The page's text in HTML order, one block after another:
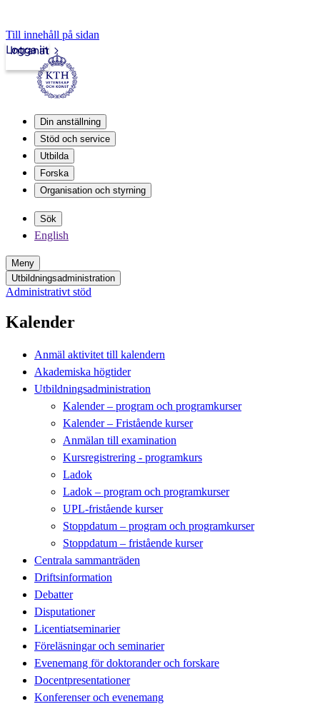
Till innehåll på sidan
Intranät
Logga in
Din anställning
Stöd och service
Utbilda
Forska
Organisation och styrning
Sök
English
Meny
Utbildningsadministration
Administrativt stöd
Kalender
Anmäl aktivitet till kalendern
Akademiska högtider
Utbildningsadministration
Kalender – program och programkurser
Kalender – Fristående kurser
Anmälan till examination
Kursregistrering - programkurs
Ladok
Ladok – program och programkurser
UPL-fristående kurser
Stoppdatum – program och programkurser
Stoppdatum – fristående kurser
Centrala sammanträden
Driftsinformation
Debatter
Disputationer
Licentiatseminarier
Föreläsningar och seminarier
Evenemang för doktorander och forskare
Docentpresentationer
Konferenser och evenemang